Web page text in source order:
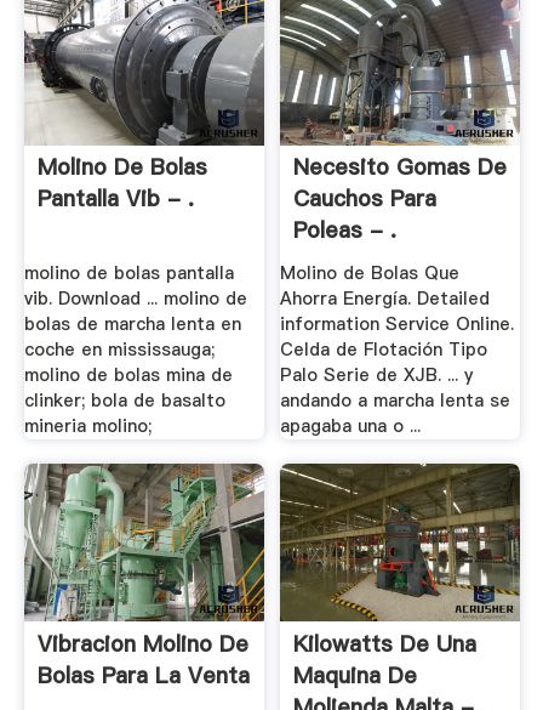
Molino De Bolas
Pantalla Vib - .
molino de bolas pantalla
vib. Download ... molino de
bolas de marcha lenta en
coche en mississauga;
molino de bolas mina de
clinker; bola de basalto
mineria molino;
Necesito Gomas De
Cauchos Para
Poleas - .
Molino de Bolas Que
Ahorra Energía. Detailed
information Service Online.
Celda de Flotación Tipo
Palo Serie de XJB. ... y
andando a marcha lenta se
apagaba una o ...
Vibracion Molino De
Bolas Para La Venta
Kilowatts De Una
Maquina De